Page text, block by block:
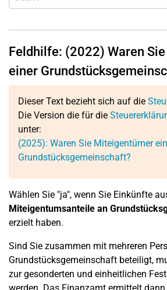
Feldhilfe: (2022) Waren
einer
Dieser Text bezieht sich auf die
Die Version die für die
unter:
(2025): Waren Sie Miteigentümer
Grundstücksgemeinschaft?
Wählen Sie "ja", wenn Sie Einkünfte
Miteigentumsanteile an
erzielt haben.
Sind Sie zusammen mit mehreren
Grundstücksgemeinschaft beteiligt,
zur gesonderten und einheitlichen